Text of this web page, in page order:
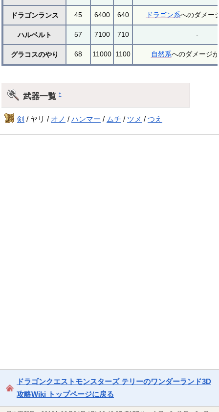
ドラゴンランス 45 6400 640 ドラゴン系へのダメー
ハルベルト 57 7100 710 -
グラコスのやり 68 11000 1100 自然系へのダメージ
武器一覧†
剣 / ヤリ / オノ /ハンマー / ムチ / ツメ /つえ
ドラゴンクエストモンスターズ テリーのワンダーランド3D
攻略Wiki トップページに戻る